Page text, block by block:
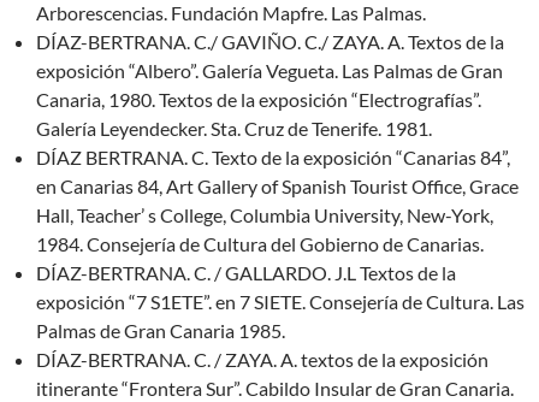
Arborescencias. Fundación Mapfre. Las Palmas.
DÍAZ-BERTRANA. C./ GAVIÑO. C./ ZAYA. A. Textos de la
exposición “Albero”. Galería Vegueta. Las Palmas de Gran
Canaria, 1980. Textos de la exposición “Electrografías”.
Galería Leyendecker. Sta. Cruz de Tenerife. 1981.
DÍAZ BERTRANA. C. Texto de la exposición “Canarias 84”,
en Canarias 84, Art Gallery of Spanish Tourist Office, Grace
Hall, Teacher’ s College, Columbia University, New-York,
1984. Consejería de Cultura del Gobierno de Canarias.
DÍAZ-BERTRANA. C. / GALLARDO. J.L Textos de la
exposición “7 S1ETE”. en 7 SIETE. Consejería de Cultura. Las
Palmas de Gran Canaria 1985.
DÍAZ-BERTRANA. C. / ZAYA. A. textos de la exposición
itinerante “Frontera Sur”. Cabildo Insular de Gran Canaria.